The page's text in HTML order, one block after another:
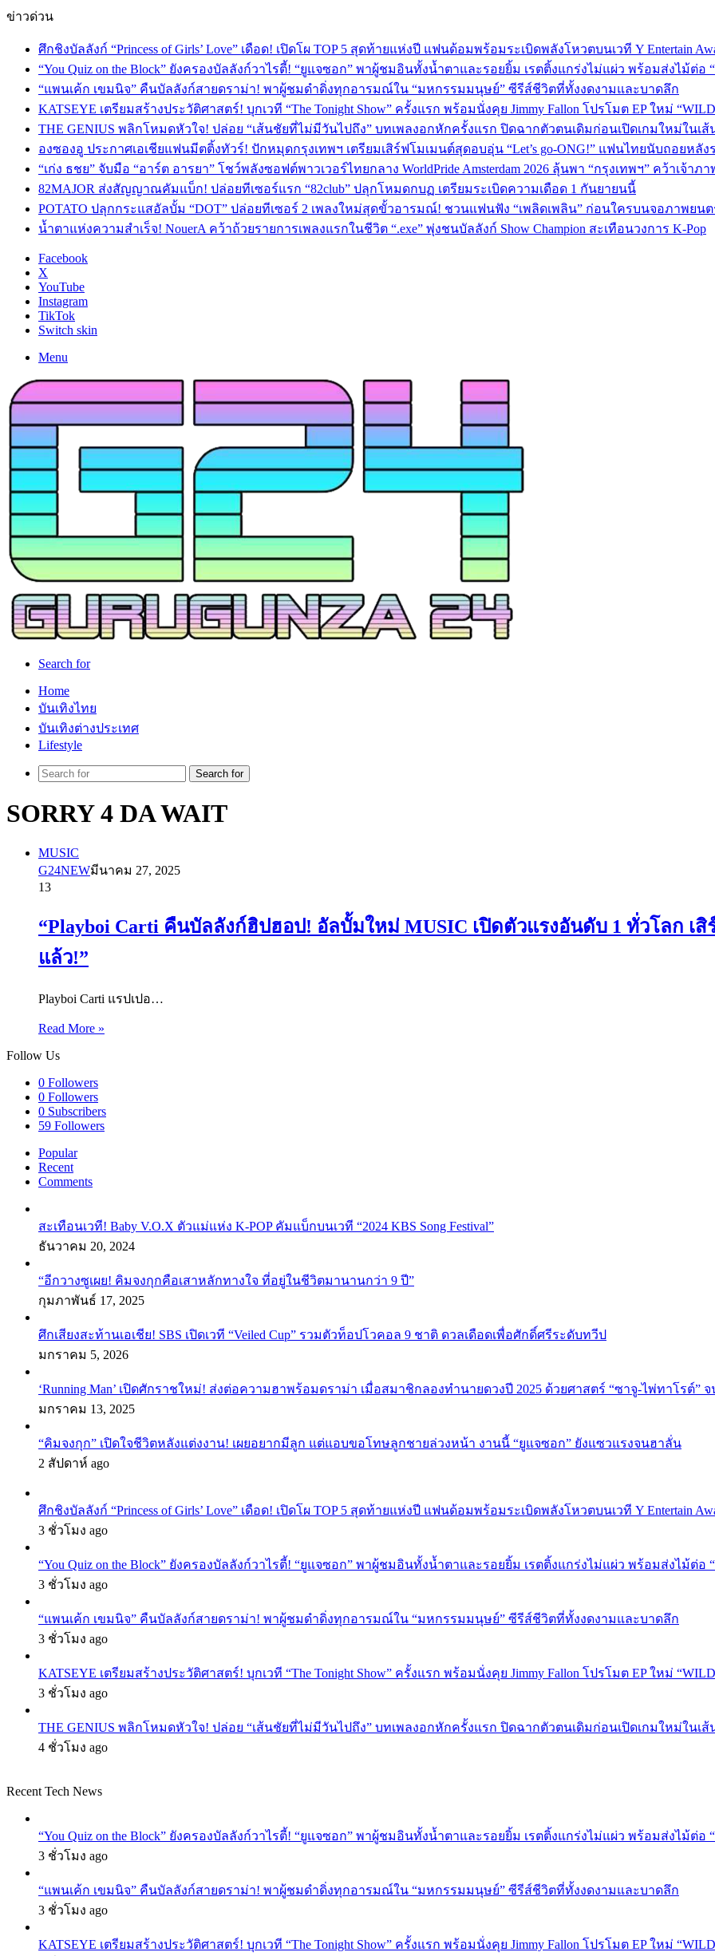
ข่าวด่วน
ศึกชิงบัลลังก์ “Princess of Girls’ Love” เดือด! เปิดโผ TOP 5 สุดท้ายแห่งปี แฟนด้อมพร้อมระเบิดพลังโหวตบนเวที Y Entertain
“You Quiz on the Block” ยังครองบัลลังก์วาไรตี้! “ยูแจซอก” พาผู้ชมอินทั้งน้ำตาและรอยยิ้ม เรตติ้งแกร่งไม่แผ่ว พร้อมส่งไม้ต่
“แพนเค้ก เขมนิจ” คืนบัลลังก์สายดราม่า! พาผู้ชมดำดิ่งทุกอารมณ์ใน “มหกรรมมนุษย์” ซีรีส์ชีวิตที่ทั้งงดงามและบาดลึก
KATSEYE เตรียมสร้างประวัติศาสตร์! บุกเวที “The Tonight Show” ครั้งแรก พร้อมนั่งคุย Jimmy Fallon โปรโมต EP ใหม่
THE GENIUS พลิกโหมดหัวใจ! ปล่อย “เส้นชัยที่ไม่มีวันไปถึง” บทเพลงอกหักครั้งแรก ปิดฉากตัวตนเดิมก่อนเปิดเกมใหม่ในเ
องซองอู ประกาศเอเชียแฟนมีตติ้งทัวร์! ปักหมุดกรุงเทพฯ เตรียมเสิร์ฟโมเมนต์สุดอบอุ่น “Let’s go-ONG!” แฟนไทยนับถอยหลังร
“เก่ง ธชย” จับมือ “อาร์ต อารยา” โชว์พลังซอฟต์พาวเวอร์ไทยกลาง WorldPride Amsterdam 2026 ลุ้นพา “กรุงเทพฯ” คว้าเจ้าภา
82MAJOR ส่งสัญญาณคัมแบ็ก! ปล่อยทีเซอร์แรก “82club” ปลุกโหมดกบฏ เตรียมระเบิดความเดือด 1 กันยายนนี้
POTATO ปลุกกระแสอัลบั้ม “DOT” ปล่อยทีเซอร์ 2 เพลงใหม่สุดขั้วอารมณ์! ชวนแฟนฟัง “เพลิดเพลิน” ก่อนใครบนจอภาพยนต
น้ำตาแห่งความสำเร็จ! NouerA คว้าถ้วยรายการเพลงแรกในชีวิต “.exe” พุ่งชนบัลลังก์ Show Champion สะเทือนวงการ K‑Pop
Facebook
X
YouTube
Instagram
TikTok
Switch skin
Menu
Search for
Home
บันเทิงไทย
บันเทิงต่างประเทศ
Lifestyle
Search for
SORRY 4 DA WAIT
MUSIC
G24NEWมีนาคม 27, 2025
13
“Playboi Carti คืนบัลลังก์ฮิปฮอป! อัลบั้มใหม่ MUSIC เปิดตัวแรงอันดับ 1 ทั่วโลก เสิ
แล้ว!”
Playboi Carti แรปเปอ…
Read More »
Follow Us
0 Followers
0 Followers
0 Subscribers
59 Followers
Popular
Recent
Comments
สะเทือนเวที! Baby V.O.X ตัวแม่แห่ง K-POP คัมแบ็กบนเวที “2024 KBS Song Festival”
ธันวาคม 20, 2024
“อีกวางซูเผย! คิมจงกุกคือเสาหลักทางใจ ที่อยู่ในชีวิตมานานกว่า 9 ปี”
กุมภาพันธ์ 17, 2025
ศึกเสียงสะท้านเอเชีย! SBS เปิดเวที “Veiled Cup” รวมตัวท็อปโวคอล 9 ชาติ ดวลเดือดเพื่อศักดิ์ศรีระดับทวีป
มกราคม 5, 2026
‘Running Man’ เปิดศักราชใหม่! ส่งต่อความฮาพร้อมดราม่า เมื่อสมาชิกลองทำนายดวงปี 2025 ด้วยศาสตร์ “ซาจู-ไพ่ทาโรต์”
มกราคม 13, 2025
“คิมจงกุก” เปิดใจชีวิตหลังแต่งงาน! เผยอยากมีลูก แต่แอบขอโทษลูกชายล่วงหน้า งานนี้ “ยูแจซอก” ยังแซวแรงจนฮาลั่น
2 สัปดาห์ ago
ศึกชิงบัลลังก์ “Princess of Girls’ Love” เดือด! เปิดโผ TOP 5 สุดท้ายแห่งปี แฟนด้อมพร้อมระเบิดพลังโหวตบนเวที Y Entertain
3 ชั่วโมง ago
“You Quiz on the Block” ยังครองบัลลังก์วาไรตี้! “ยูแจซอก” พาผู้ชมอินทั้งน้ำตาและรอยยิ้ม เรตติ้งแกร่งไม่แผ่ว พร้อมส่งไม้ต่
3 ชั่วโมง ago
“แพนเค้ก เขมนิจ” คืนบัลลังก์สายดราม่า! พาผู้ชมดำดิ่งทุกอารมณ์ใน “มหกรรมมนุษย์” ซีรีส์ชีวิตที่ทั้งงดงามและบาดลึก
3 ชั่วโมง ago
KATSEYE เตรียมสร้างประวัติศาสตร์! บุกเวที “The Tonight Show” ครั้งแรก พร้อมนั่งคุย Jimmy Fallon โปรโมต EP ใหม่
3 ชั่วโมง ago
THE GENIUS พลิกโหมดหัวใจ! ปล่อย “เส้นชัยที่ไม่มีวันไปถึง” บทเพลงอกหักครั้งแรก ปิดฉากตัวตนเดิมก่อนเปิดเกมใหม่ในเ
4 ชั่วโมง ago
Recent Tech News
“You Quiz on the Block” ยังครองบัลลังก์วาไรตี้! “ยูแจซอก” พาผู้ชมอินทั้งน้ำตาและรอยยิ้ม เรตติ้งแกร่งไม่แผ่ว พร้อมส่งไม้ต่
3 ชั่วโมง ago
“แพนเค้ก เขมนิจ” คืนบัลลังก์สายดราม่า! พาผู้ชมดำดิ่งทุกอารมณ์ใน “มหกรรมมนุษย์” ซีรีส์ชีวิตที่ทั้งงดงามและบาดลึก
3 ชั่วโมง ago
KATSEYE เตรียมสร้างประวัติศาสตร์! บุกเวที “The Tonight Show” ครั้งแรก พร้อมนั่งคุย Jimmy Fallon โปรโมต EP ใหม่